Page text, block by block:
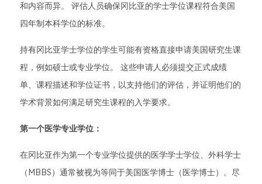
和内容而异。 评估人员确保冈比亚的学士学位课程符合美国
四年制本科学位的标准。
持有冈比亚学士学位的学生可能有资格直接申请美国研究生课
程，例如硕士或专业学位。 这些申请人必须提交正式成绩
单、课程描述和学位证书，以支持他们的评估，并证明他们的
学术背景如何满足研究生课程的入学要求。
第一个医学专业学位：
在冈比亚作为第一个专业学位提供的医学学士学位、外科学士
（MBBS）通常被视为等同于美国医学博士（医学博士）。尽